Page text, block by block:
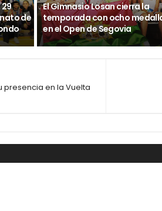
de
El Gimnasio Losan cierra la
temporada con ocho
en el Open de Segovia
presencia en la Vuelta